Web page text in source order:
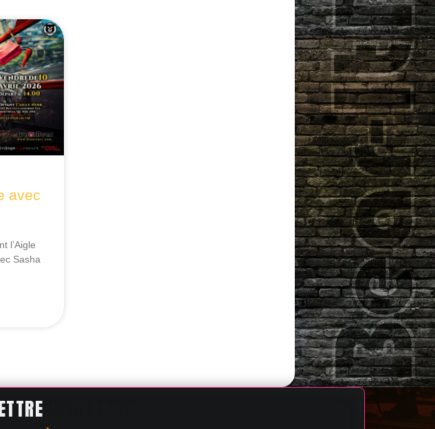
avec
l’Aigle
Sasha